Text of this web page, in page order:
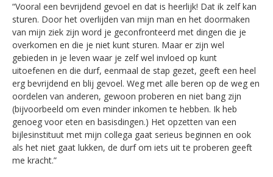
“Vooral een bevrijdend gevoel en dat is heerlijk! Dat ik zelf kan
sturen. Door het overlijden van mijn man en het doormaken
van mijn ziek zijn word je geconfronteerd met dingen die je
overkomen en die je niet kunt sturen. Maar er zijn wel
gebieden in je leven waar je zelf wel invloed op kunt
uitoefenen en die durf, eenmaal de stap gezet, geeft een heel
erg bevrijdend en blij gevoel. Weg met alle beren op de weg en
oordelen van anderen, gewoon proberen en niet bang zijn
(bijvoorbeeld om even minder inkomen te hebben. Ik heb
genoeg voor eten en basisdingen.) Het opzetten van een
bijlesinstituut met mijn collega gaat serieus beginnen en ook
als het niet gaat lukken, de durf om iets uit te proberen geeft
me kracht.”